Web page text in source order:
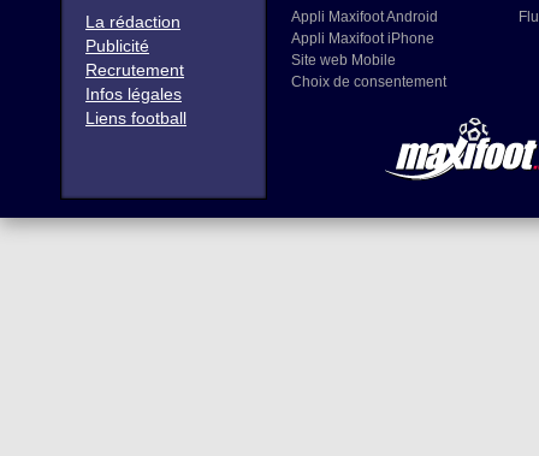
La rédaction
Publicité
Recrutement
Infos légales
Liens football
Appli Maxifoot Android
Appli Maxifoot iPhone
Site web Mobile
Choix de consentement